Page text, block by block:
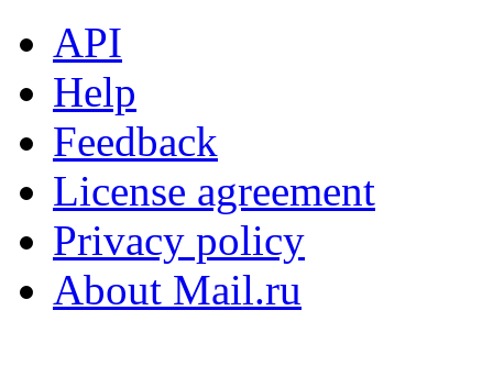
API
Help
Feedback
License agreement
Privacy policy
About Mail.ru